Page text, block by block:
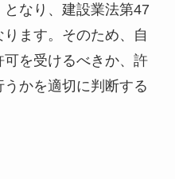
なり、建設業法第47
ます。そのため、自
を受けるべきか、許
かを適切に判断する